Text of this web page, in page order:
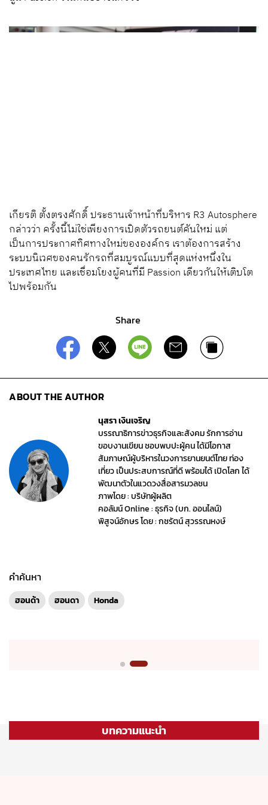
เกียรติ ตั้งตรงศักดิ์ ประธานเจ้าหน้าที่บริหาร R3 Autosphere
กล่าวว่า ครั้งนี้ไม่ใช่เพียงการเปิดตัวรถยนต์คันใหม่ แต่
เป็นการประกาศทิศทางใหม่ขององค์กร เราต้องการสร้าง
ระบบนิเวศของคนรักรถที่สมบูรณ์แบบที่สุดแห่งหนึ่งใน
ประเทศไทย และเชื่อมโยงผู้คนที่มี Passion เดียวกันให้เติบโต
ไปพร้อมกัน
Share
ABOUT THE AUTHOR
นุสรา เงินเจริญ
บรรณาธิการข่าวธุรกิจและสังคม รักการอ่าน
ขอบงานเขียน ชอบพบปะผู้คน ได้มีโอกาส
สัมภาษณ์ผู้บริหารในวงการยานยนต์ไทย ท่อง
เที่ยว เป็นประสบการณ์ที่ดี พร้อมได้ เปิดโลก ได้
พัฒนาตัวในแวดวงสื่อสารมวลชน
ภาพโดย : บริษัทผู้ผลิต
คอลัมน์ Online : ธุรกิจ (บก. ออนไลน์)
พิสูจน์อักษร โดย : กชรัตน์ สุวรรณหงษ์
คำค้นหา
ฮอนด้า ฮอนดา Honda
บทความแนะนำ